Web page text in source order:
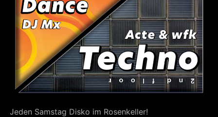
Jeden Samstag Disko im Rosenkeller!